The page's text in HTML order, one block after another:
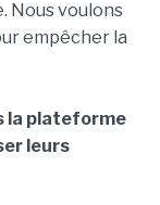
Nous voulons
empêcher la
la plateforme
leurs